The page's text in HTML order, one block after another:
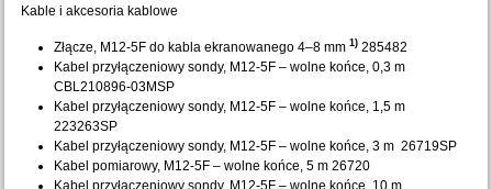
Kable i akcesoria kablowe
Złącze, M12-5F do kabla ekranowanego 4–8 mm1) 285482
Kabel przyłączeniowy sondy, M12-5F – wolne końce, 0,3 m
CBL210896-03MSP
Kabel przyłączeniowy sondy, M12-5F – wolne końce, 1,5 m
223263SP
Kabel przyłączeniowy sondy, M12-5F – wolne końce, 3 m 26719SP
Kabel pomiarowy, M12-5F – wolne końce, 5 m 26720
Kabel przyłączeniowy sondy, M12-5F – wolne końce, 10 m